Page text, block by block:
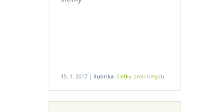
15. 1. 2017 | Rubrika: Sieťky proti hmyzu